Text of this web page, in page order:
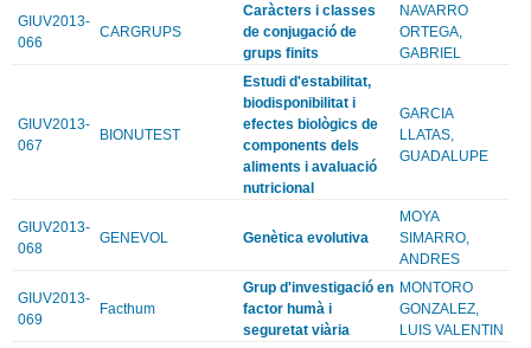
GIUV2013-
066
CARGRUPS
Caràcters i classes
de conjugació de
grups finits
NAVARRO
ORTEGA,
GABRIEL
GIUV2013-
067
BIONUTEST
Estudi d'estabilitat,
biodisponibilitat i
efectes biològics de
components dels
aliments i avaluació
nutricional
GARCIA
LLATAS,
GUADALUPE
GIUV2013-
068
GENEVOL Genètica evolutiva
MOYA
SIMARRO,
ANDRES
GIUV2013-
069
Facthum
Grup d'investigació en
factor humà i
seguretat viària
MONTORO
GONZALEZ,
LUIS VALENTIN